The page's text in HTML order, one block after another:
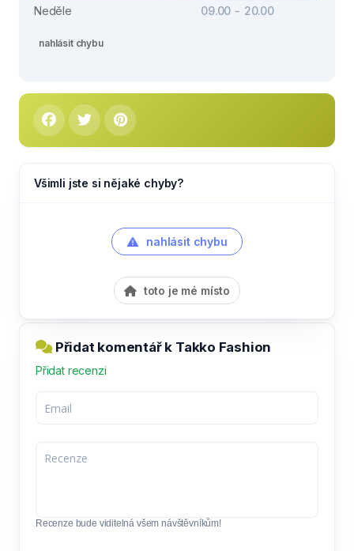
Neděle 09.00 - 20.00
nahlásit chybu
Všimli jste si nějaké chyby?
nahlásit chybu
toto je mé místo
Přidat komentář k Takko Fashion
Přidat recenzi
Recenze bude viditelná všem návštěvníkům!